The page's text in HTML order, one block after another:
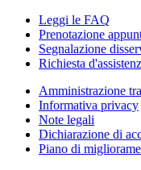
Leggi le FAQ
Prenotazione
Segnalazione
Richiesta
Amministrazione
Informativa privacy
Note legali
Dichiarazione di
Piano di